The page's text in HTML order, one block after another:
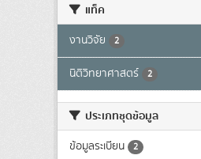
แท็ค
งานวิจัย 2
นิติวิทยาศาสตร์ 2
ประเภทชุดข้อมูล
ข้อมูลระเบียน 2